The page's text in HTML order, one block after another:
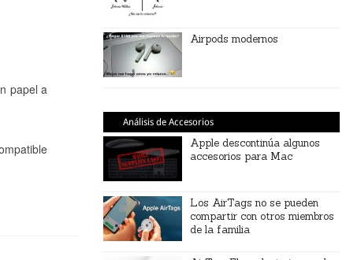
papel a
Airpods modernos
Análisis de Accesorios
Apple descontinúa algunos
accesorios para Mac
Los AirTags no se pueden
compartir con otros miembros
de la familia